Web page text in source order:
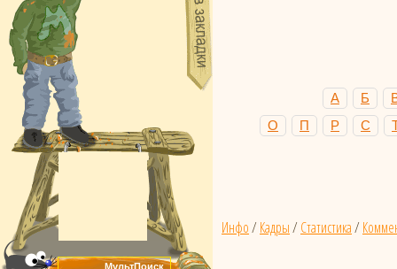
А Б
О
П Р С
Инфо/ Кадры/ Статистика/